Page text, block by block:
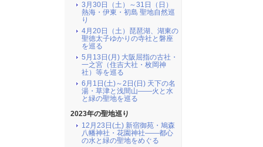
3月30日（土）～31日（日）
熱海・伊東・初島 聖地自然巡
り
4月20日（土）琵琶湖、湖東の
聖徳太子ゆかりの寺社と磐座
を巡る
5月13日(月) 大阪屈指の古社・
一之宮（住吉大社・枚岡神
社）等を巡る
6月1日(土)～2日(日) 天下の名
湯・草津と浅間山――火と水
と緑の聖地を巡る
2023年の聖地巡り
12月23日(土) 新宿御苑・鳩森
八幡神社・花園神社――都心
の水と緑の聖地をめぐる